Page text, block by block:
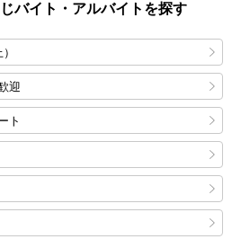
バイト・アルバイトを探す
迎
ト